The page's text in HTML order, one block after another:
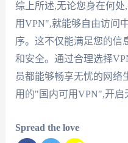
综上所述,无论您身在何
用VPN",就能够自由访问
序。这不仅能满足您的信
和安全。通过合理选择
员都能够畅享无忧的网络
用的"国内可用VPN",开启
Spread the love